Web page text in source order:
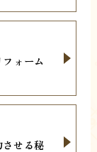
ォーム
せる秘